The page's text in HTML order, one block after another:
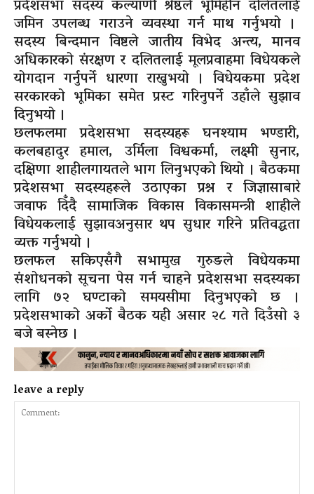
प्रदेशसभा सदस्य कल्याणी श्रेष्ठले भूमिहीन दलितलाई
जमिन उपलब्ध गराउने व्यवस्था गर्न माथ गर्नुभयो ।
सदस्य बिन्दमान विष्टले जातीय विभेद अन्त्य, मानव
अधिकारको संरक्षण र दलितलाई मूलप्रवाहमा विधेयकले
योगदान गर्नुपर्ने धारणा राख्नुभयो । विधेयकमा प्रदेश
सरकारको भूमिका समेत प्रस्ट गरिनुपर्ने उहाँले सुझाव
दिनुभयो ।
छलफलमा प्रदेशसभा सदस्यहरू घनश्याम भण्डारी,
कलबहादुर हमाल, उर्मिला विश्वकर्मा, लक्ष्मी सुनार,
दक्षिणा शाहीलगायतले भाग लिनुभएको थियो । बैठकमा
प्रदेशसभा सदस्यहरूले उठाएका प्रश्न र जिज्ञासाबारे
जवाफ दिँदै सामाजिक विकास विकासमन्त्री शाहीले
विधेयकलाई सुझावअनुसार थप सुधार गरिने प्रतिवद्धता
व्यक्त गर्नुभयो ।
छलफल सकिएसँगै सभामुख गुरुङले विधेयकमा
संशोधनको सूचना पेस गर्न चाहने प्रदेशसभा सदस्यका
लागि ७२ घण्टाको समयसीमा दिनुभएको छ ।
प्रदेशसभाको अर्को बैठक यही असार २८ गते दिउँसो ३
बजे बस्नेछ ।
leave a reply